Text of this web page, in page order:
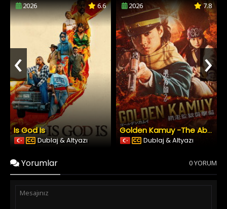
2026 6.6
Is God Is
Dublaj & Altyazı
2026 7.8
Golden Kamuy -The Abashiri Prison Raid
Dublaj & Altyazı
‹ ›
Yorumlar 0 YORUM